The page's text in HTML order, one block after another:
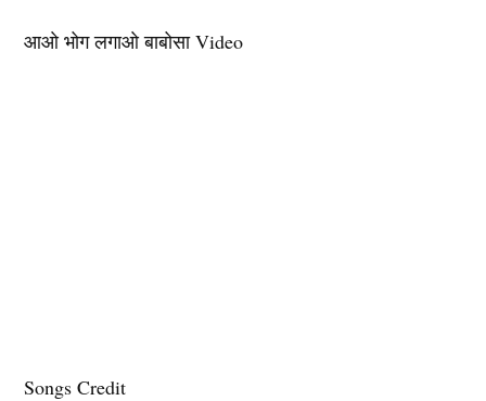
आओ भोग लगाओ बाबोसा Video
Songs Credit